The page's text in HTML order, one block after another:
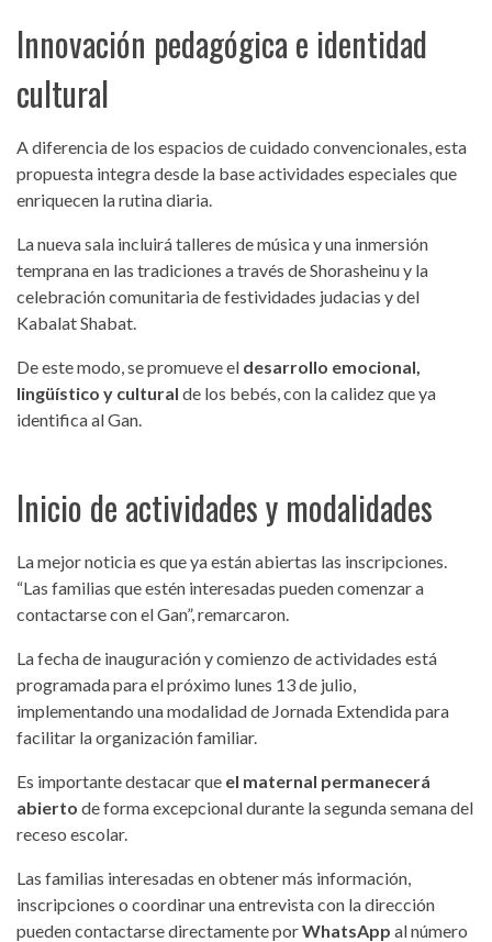
Innovación pedagógica e identidad
cultural
A diferencia de los espacios de cuidado convencionales, esta
propuesta integra desde la base actividades especiales que
enriquecen la rutina diaria.
La nueva sala incluirá talleres de música y una inmersión
temprana en las tradiciones a través de Shorasheinu y la
celebración comunitaria de festividades judacias y del
Kabalat Shabat.
De este modo, se promueve el desarrollo emocional,
lingüístico y cultural de los bebés, con la calidez que ya
identifica al Gan.
Inicio de actividades y modalidades
La mejor noticia es que ya están abiertas las inscripciones.
“Las familias que estén interesadas pueden comenzar a
contactarse con el Gan”, remarcaron.
La fecha de inauguración y comienzo de actividades está
programada para el próximo lunes 13 de julio,
implementando una modalidad de Jornada Extendida para
facilitar la organización familiar.
Es importante destacar que el maternal permanecerá
abierto de forma excepcional durante la segunda semana del
receso escolar.
Las familias interesadas en obtener más información,
inscripciones o coordinar una entrevista con la dirección
pueden contactarse directamente porWhatsApp al número